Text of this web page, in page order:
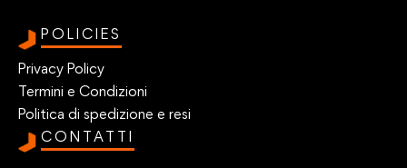
POLICIES
Privacy Policy
Termini e Condizioni
Politica di spedizione e resi
CONTATTI